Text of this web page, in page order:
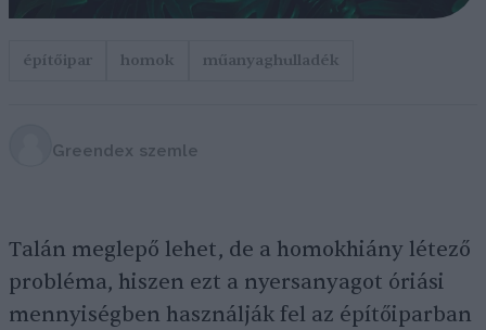
építőipar homok műanyaghulladék
Greendex szemle
Talán meglepő lehet, de a homokhiány létező
probléma, hiszen ezt a nyersanyagot óriási
mennyiségben használják fel az építőiparban